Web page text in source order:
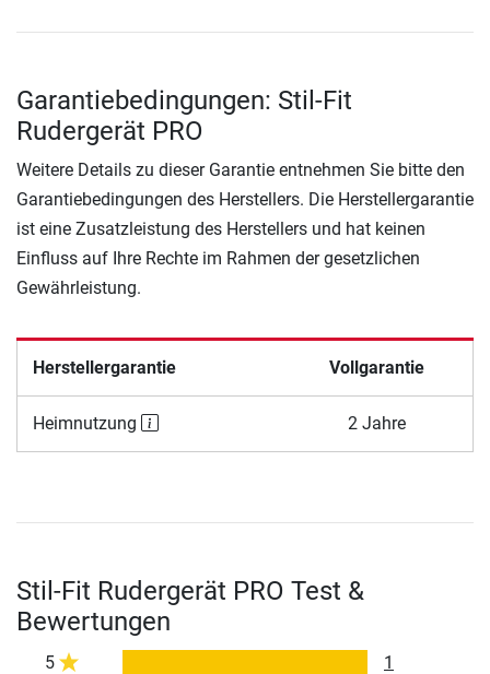
Garantiebedingungen: Stil-Fit
Rudergerät PRO
Weitere Details zu dieser Garantie entnehmen Sie bitte den
Garantiebedingungen des Herstellers. Die Herstellergarantie
ist eine Zusatzleistung des Herstellers und hat keinen
Einfluss auf Ihre Rechte im Rahmen der gesetzlichen
Gewährleistung.
Herstellergarantie Vollgarantie
Heimnutzung 2 Jahre
Stil-Fit Rudergerät PRO Test &
Bewertungen
5
1